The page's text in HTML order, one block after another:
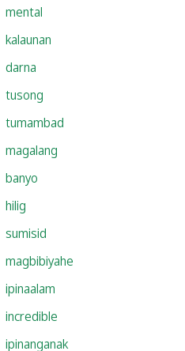
mental
kalaunan
darna
tusong
tumambad
magalang
banyo
hilig
sumisid
magbibiyahe
ipinaalam
incredible
ipinanganak